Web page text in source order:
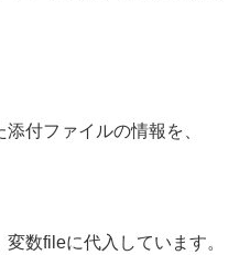
付ファイルの情報を、
数fileに代入しています。